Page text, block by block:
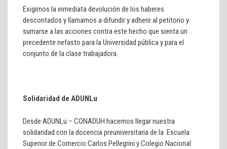
Exigimos la inmediata devolución de los haberes
descontados y llamamos a difundir y adherir al petitorio y
sumarse a las acciones contra este hecho que sienta un
precedente nefasto para la Universidad pública y para el
conjunto de la clase trabajadora.
Solidaridad de ADUNLu
Desde ADUNLu – CONADUH hacemos llegar nuestra
solidaridad con la docencia preuniversitaria de la Escuela
Superior de Comercio Carlos Pellegrini y Colegio Nacional